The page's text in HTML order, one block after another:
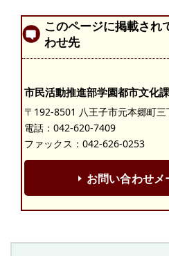
このページに掲載され
わせ先
市民活動推進部学園都市文化課
〒192-8501 八王子市元本郷町
電話： 042-620-7409
ファックス：042-626-0253
お問い合わせ